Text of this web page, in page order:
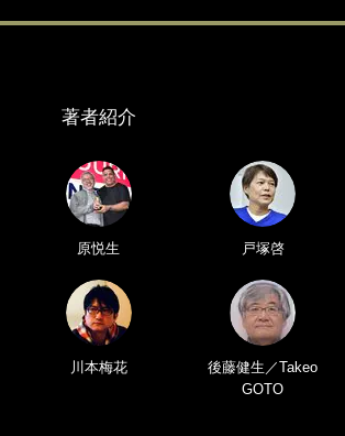
著者紹介
原悦生 戸塚啓
川本梅花
後藤健生／Takeo
GOTO